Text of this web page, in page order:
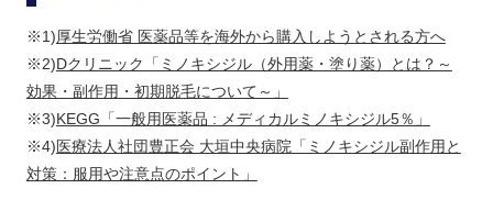
※1)厚生労働省 医薬品等を海外から購入しようとされる方へ
※2)Dクリニック「ミノキシジル（外用薬・塗り薬）とは？～
効果・副作用・初期脱毛について～」
※3)KEGG「一般用医薬品 : メディカルミノキシジル5％」
※4)医療法人社団豊正会 大垣中央病院「ミノキシジル副作用と
対策：服用や注意点のポイント」